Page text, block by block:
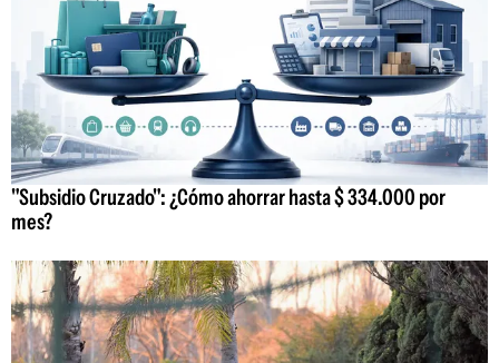
"Subsidio Cruzado": ¿Cómo ahorrar hasta $ 334.000 por
mes?